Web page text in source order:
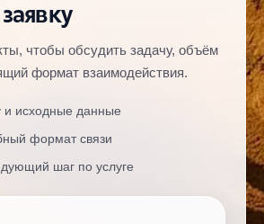
чтобы обсудить задачу, объём
формат взаимодействия.
и исходные данные
формат связи
шаг по услуге